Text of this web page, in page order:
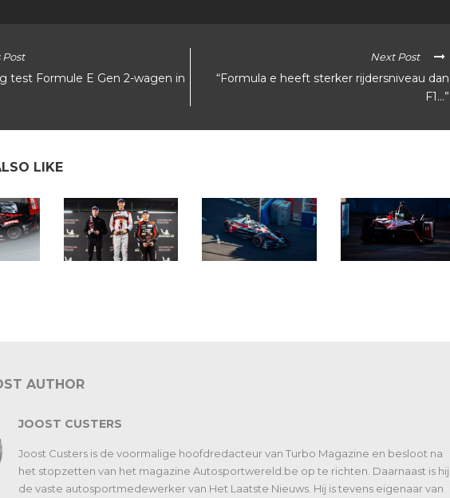
Post
test Formule E Gen 2-wagen in
Next Post
“Formula e heeft sterker rijdersniveau dan
F1…”
LIKE
AUTHOR
JOOST CUSTERS
Joost Custers is de voormalige hoofdredacteur van Turbo Magazine en besloot na
het stopzetten van het magazine Autosportwereld.be op te richten. Daarnaast is hij
de vaste autosportmedewerker van Het Laatste Nieuws. Hij is tevens eigenaar van